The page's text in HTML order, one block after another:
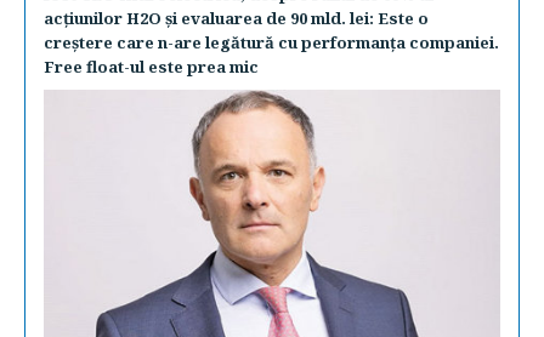
acţiunilor H2O şi evaluarea de 90 mld. lei: Este o
creştere care n-are legătură cu performanţa companiei.
Free float-ul este prea mic